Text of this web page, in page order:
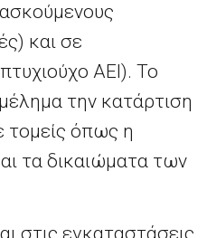
και σε
ΑΕΙ). Το
την κατάρτιση
τομείς όπως η
τα δικαιώματα των
στις εγκαταστάσεις